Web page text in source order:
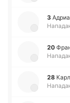
3
20
28